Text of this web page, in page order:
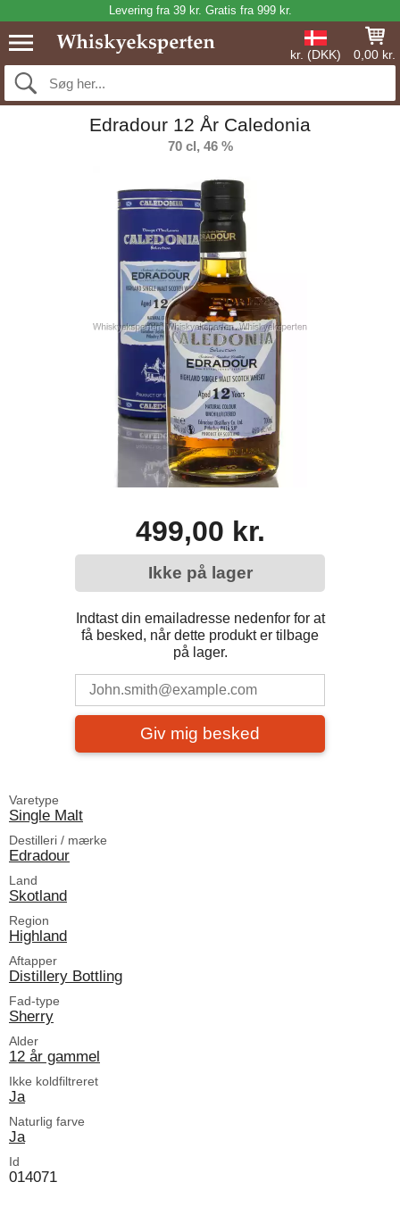
Levering fra 39 kr. Gratis fra 999 kr.
kr. (DKK) 0,00 kr.
Edradour 12 År Caledonia
70 cl, 46 %
499,00 kr.
Ikke på lager
Indtast din emailadresse nedenfor for at
få besked, når dette produkt er tilbage
på lager.
Giv mig besked
Varetype
Single Malt
Destilleri / mærke
Edradour
Land
Skotland
Region
Highland
Aftapper
Distillery Bottling
Fad-type
Sherry
Alder
12 år gammel
Ikke koldfiltreret
Ja
Naturlig farve
Ja
Id
014071